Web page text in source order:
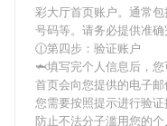
彩大厅首页账户。通常
号码等。请务必提供准确
🕧第四步：验证账户
🦈填写完个人信息后，您
首页会向您提供的电子
您需要按照提示进行验
防止不法分子滥用您的个